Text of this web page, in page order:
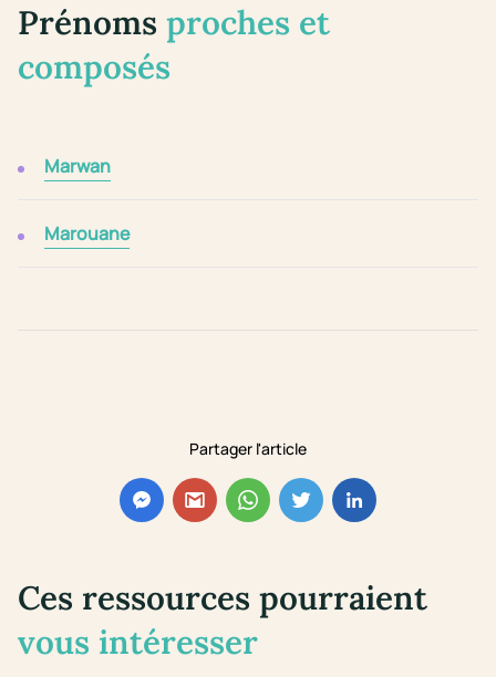
Partager l'article
Prénoms proches et
composés
Marwan
Marouane
Ces ressources pourraient
vous intéresser